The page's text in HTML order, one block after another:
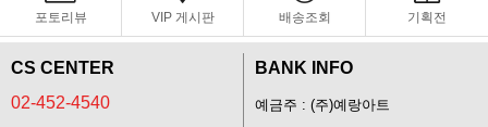
포토리뷰 VIP 게시판 배송조회 기획전
CS CENTER
02-452-4540
BANK INFO
예금주 : (주)예랑아트